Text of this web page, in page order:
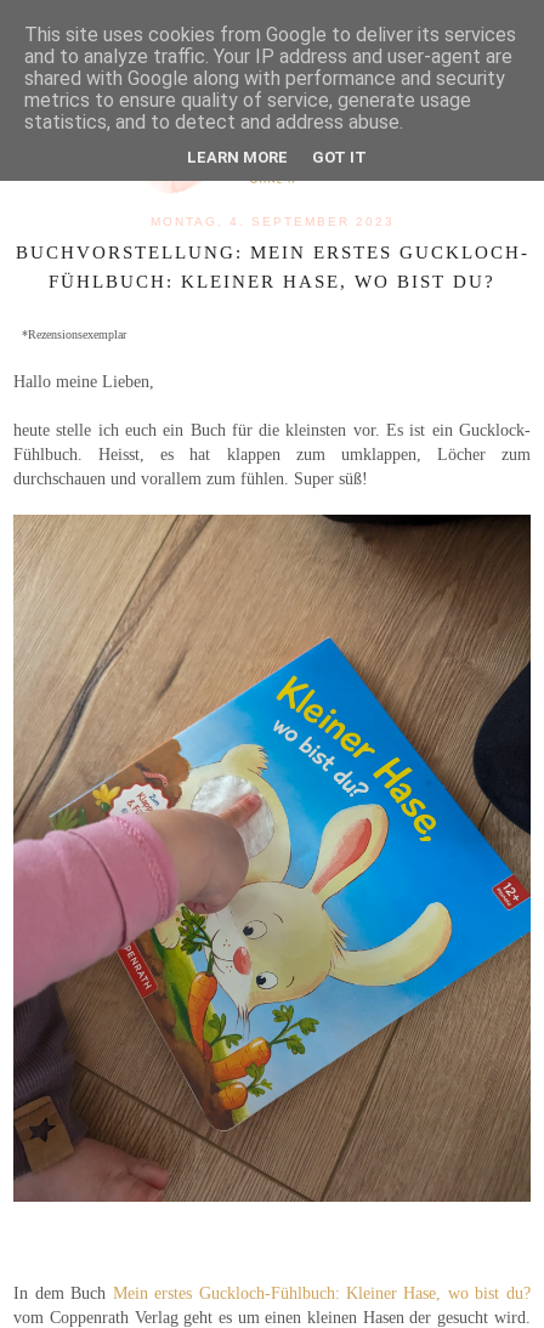
MENU
MONTAG, 4. SEPTEMBER 2023
BUCHVORSTELLUNG: MEIN ERSTES GUCKLOCH-
FÜHLBUCH: KLEINER HASE, WO BIST DU?
*Rezensionsexemplar
Hallo meine Lieben,
heute stelle ich euch ein Buch für die kleinsten vor. Es ist ein Gucklock-
Fühlbuch. Heisst, es hat klappen zum umklappen, Löcher zum
durchschauen und vorallem zum fühlen. Super süß!
In dem Buch Mein erstes Guckloch-Fühlbuch: Kleiner Hase, wo bist du?
vom Coppenrath Verlag geht es um einen kleinen Hasen der gesucht wird.
This site uses cookies from Google to deliver its services
and to analyze traffic. Your IP address and user-agent are
shared with Google along with performance and security
metrics to ensure quality of service, generate usage
statistics, and to detect and address abuse.
LEARN MORE GOT IT